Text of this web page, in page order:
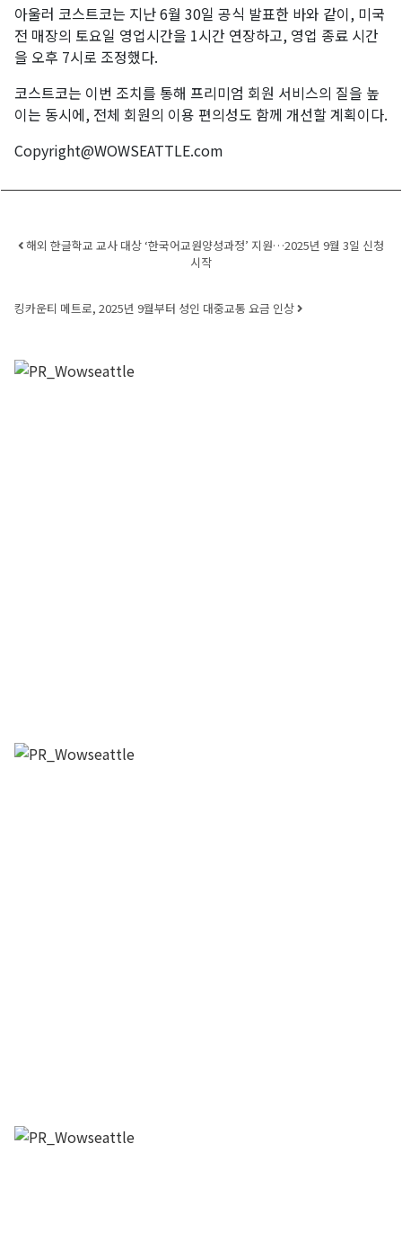
아울러 코스트코는 지난 6월 30일 공식 발표한 바와 같이, 미국
전 매장의 토요일 영업시간을 1시간 연장하고, 영업 종료 시간
을 오후 7시로 조정했다.
코스트코는 이번 조치를 통해 프리미엄 회원 서비스의 질을 높
이는 동시에, 전체 회원의 이용 편의성도 함께 개선할 계획이다.
Copyright@WOWSEATTLE.com
Post navigation
해외 한글학교 교사 대상 ‘한국어교원양성과정’ 지원…2025년 9월 3일 신청
시작
킹카운티 메트로, 2025년 9월부터 성인 대중교통 요금 인상